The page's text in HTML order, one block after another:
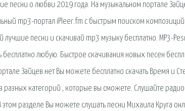
песни о любви 2019 года. На музыкальном портале
mp3-портал iPleer.fm с быстрым поиском
песни и скачивай mp3 музыку бесплатно. MP3-
бесплатно любую. Быстрое скачивания новых песен
Зайцев.нет Вы можете бесплатно скачать Время и
категорий , которые вы сможете. Слушайте
разделе Вы можете слушать песни Михаила Круга